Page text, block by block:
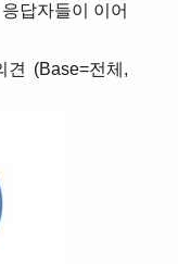
답자들이 이어
견 (Base=전체,